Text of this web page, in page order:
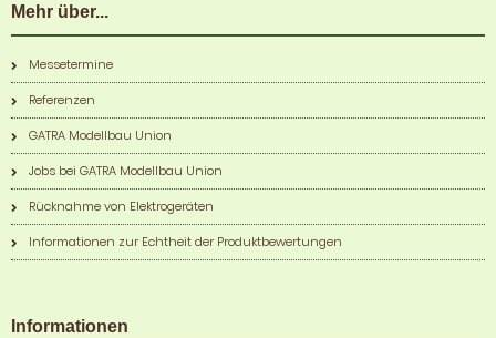
Mehr über...
Messetermine
Referenzen
GATRA Modellbau Union
Jobs bei GATRA Modellbau Union
Rücknahme von Elektrogeräten
Informationen zur Echtheit der Produktbewertungen
Informationen